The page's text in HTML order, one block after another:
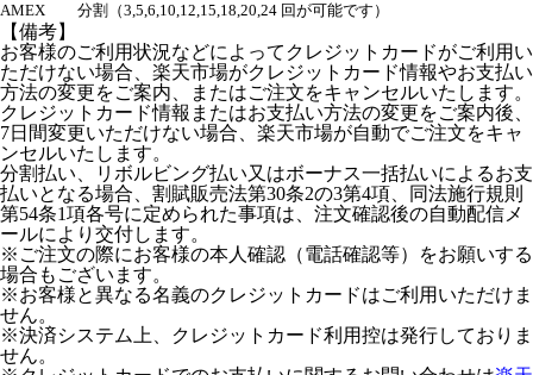
AMEX
分割（3,5,6,10,12,15,18,20,24 回が可能です）
【備考】
お客様のご利用状況などによってクレジットカードがご利用い
ただけない場合、楽天市場がクレジットカード情報やお支払い
方法の変更をご案内、またはご注文をキャンセルいたします。
クレジットカード情報またはお支払い方法の変更をご案内後、
7日間変更いただけない場合、楽天市場が自動でご注文をキャ
ンセルいたします。
分割払い、リボルビング払い又はボーナス一括払いによるお支
払いとなる場合、割賦販売法第30条2の3第4項、同法施行規則
第54条1項各号に定められた事項は、注文確認後の自動配信メ
ールにより交付します。
※ご注文の際にお客様の本人確認（電話確認等）をお願いする
場合もございます。
※お客様と異なる名義のクレジットカードはご利用いただけま
せん。
※決済システム上、クレジットカード利用控は発行しておりま
せん。